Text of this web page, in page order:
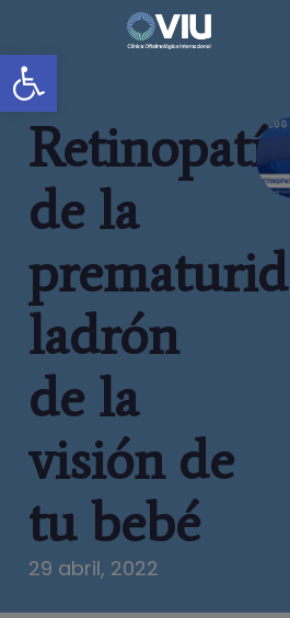
Abrir barra de herramientas
Retinopatía
de la
ladrón
de la
visión de
tu bebé
29 abril, 2022